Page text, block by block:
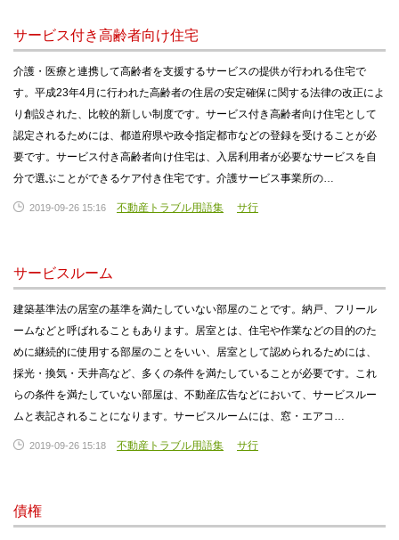
サービス付き高齢者向け住宅
介護・医療と連携して高齢者を支援するサービスの提供が行われる住宅で
す。平成23年4月に行われた高齢者の住居の安定確保に関する法律の改正によ
り創設された、比較的新しい制度です。サービス付き高齢者向け住宅として
認定されるためには、都道府県や政令指定都市などの登録を受けることが必
要です。サービス付き高齢者向け住宅は、入居利用者が必要なサービスを自
分で選ぶことができるケア付き住宅です。介護サービス事業所の…
2019-09-26 15:16 不動産トラブル用語集 サ行
サービスルーム
建築基準法の居室の基準を満たしていない部屋のことです。納戸、フリール
ームなどと呼ばれることもあります。居室とは、住宅や作業などの目的のた
めに継続的に使用する部屋のことをいい、居室として認められるためには、
採光・換気・天井高など、多くの条件を満たしていることが必要です。これ
らの条件を満たしていない部屋は、不動産広告などにおいて、サービスルー
ムと表記されることになります。サービスルームには、窓・エアコ…
2019-09-26 15:18 不動産トラブル用語集 サ行
債権